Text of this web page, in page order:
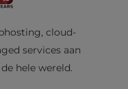
cloud-
services aan
hele wereld.